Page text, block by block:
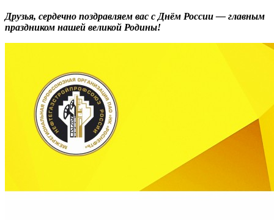
Друзья, сердечно поздравляем вас с Днём России — главным
праздником нашей великой Родины!